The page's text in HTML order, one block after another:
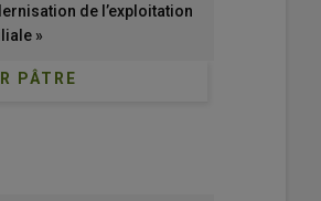
de l’exploitation
»
PÂTRE